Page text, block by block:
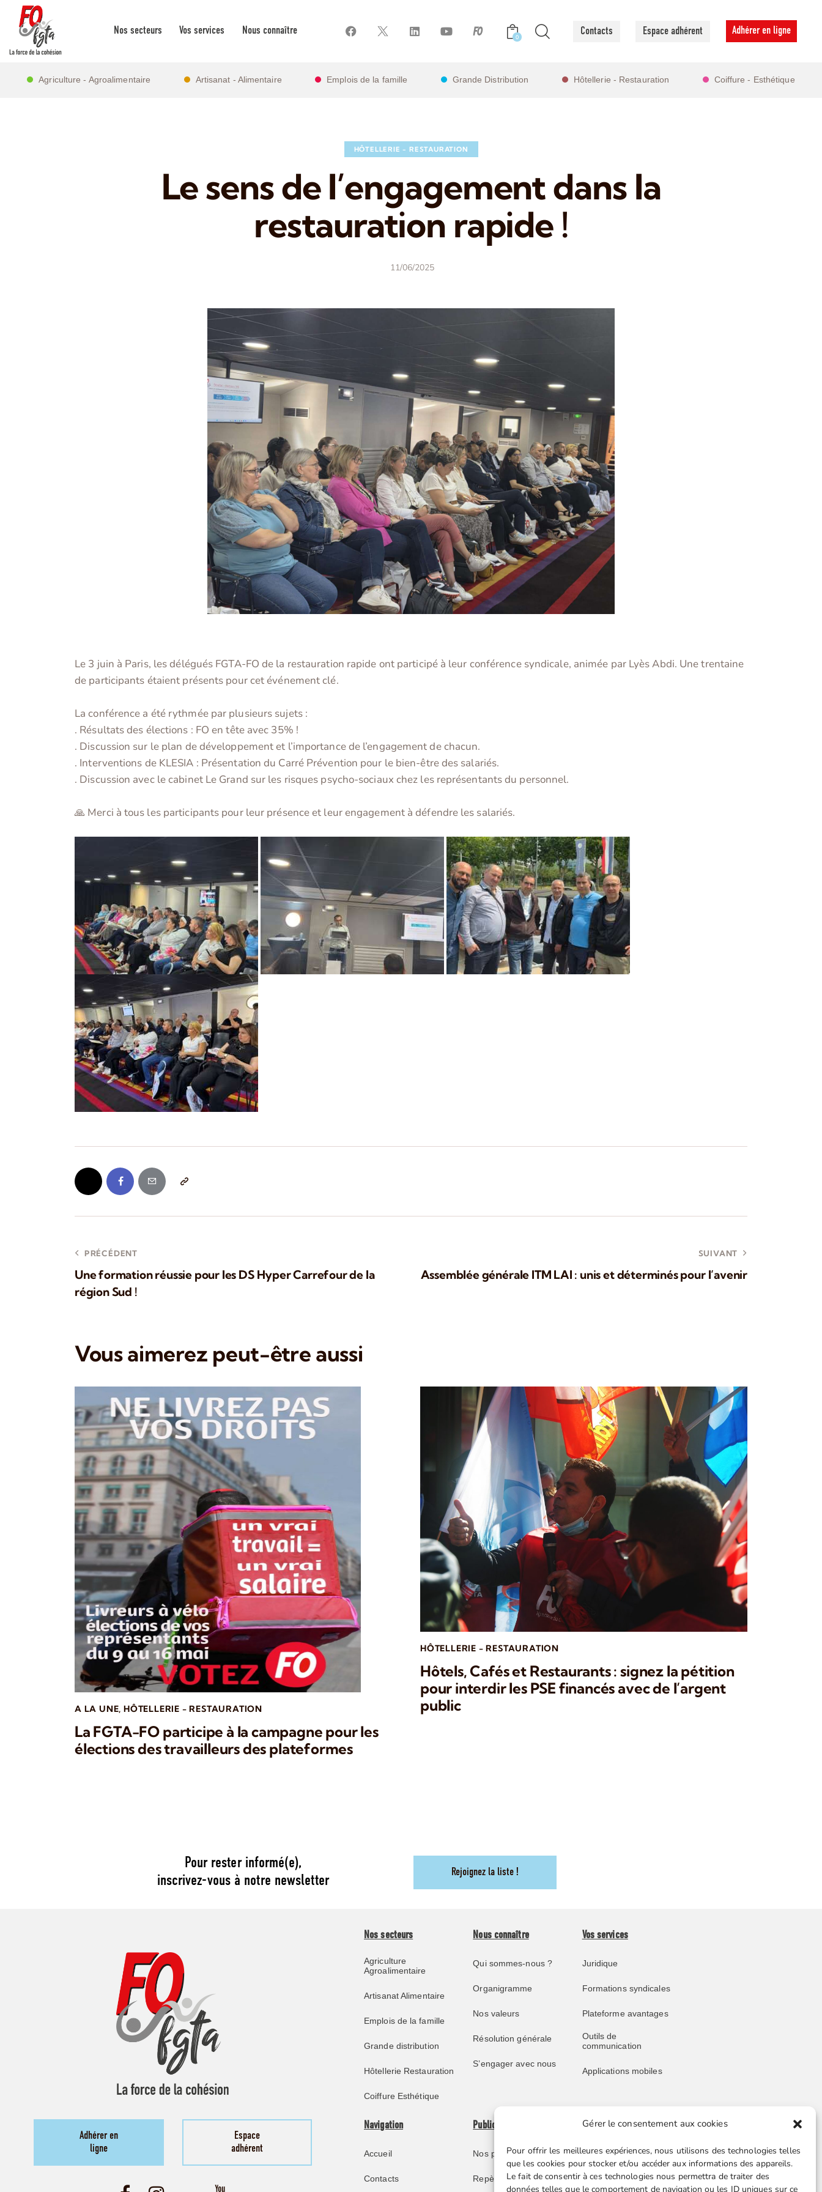
Gérer le consentement aux cookies
Pour offrir les meilleures expériences, nous utilisons des technologies telles
que les cookies pour stocker et/ou accéder aux informations des appareils.
Le fait de consentir à ces technologies nous permettra de traiter des
données telles que le comportement de navigation ou les ID uniques sur ce
Nos secteurs Vos services Nous connaître
0 Contacts Espace adhérent Adhérer en ligne
Agriculture - Agroalimentaire Artisanat - Alimentaire Emplois de la famille Grande Distribution Hôtellerie - Restauration Coiffure - Esthétique
HÔTELLERIE - RESTAURATION
Le sens de l’engagement dans la
restauration rapide !
11/06/2025
Le 3 juin à Paris, les délégués FGTA-FO de la restauration rapide ont participé à leur conférence syndicale, animée par Lyès Abdi. Une trentaine
de participants étaient présents pour cet événement clé.
La conférence a été rythmée par plusieurs sujets :
. Résultats des élections : FO en tête avec 35% !
. Discussion sur le plan de développement et l’importance de l’engagement de chacun.
. Interventions de KLESIA : Présentation du Carré Prévention pour le bien-être des salariés.
. Discussion avec le cabinet Le Grand sur les risques psycho-sociaux chez les représentants du personnel.
🙏 Merci à tous les participants pour leur présence et leur engagement à défendre les salariés.
PRÉCÉDENT
Une formation réussie pour les DS Hyper Carrefour de la
région Sud !
SUIVANT
Assemblée générale ITM LAI : unis et déterminés pour l’avenir
Vous aimerez peut-être aussi
A LA UNE,HÔTELLERIE - RESTAURATION
La FGTA-FO participe à la campagne pour les
élections des travailleurs des plateformes
HÔTELLERIE - RESTAURATION
Hôtels, Cafés et Restaurants : signez la pétition
pour interdir les PSE financés avec de l’argent
public
Pour rester informé(e),
inscrivez-vous à notre newsletter
Rejoignez la liste !
Adhérer en
ligne
Espace
adhérent
Nos secteurs
Agriculture
Agroalimentaire
Artisanat Alimentaire
Emplois de la famille
Grande distribution
Hôtellerie Restauration
Coiffure Esthétique
Nous connaître
Qui sommes-nous ?
Organigramme
Nos valeurs
Résolution générale
S’engager avec nous
Vos services
Juridique
Formations syndicales
Plateforme avantages
Outils de
communication
Applications mobiles
Navigation
Accueil
Contacts
Publications
Nos publications
Repère juridique
Liens utiles
Boutique en ligne
Espace Presse